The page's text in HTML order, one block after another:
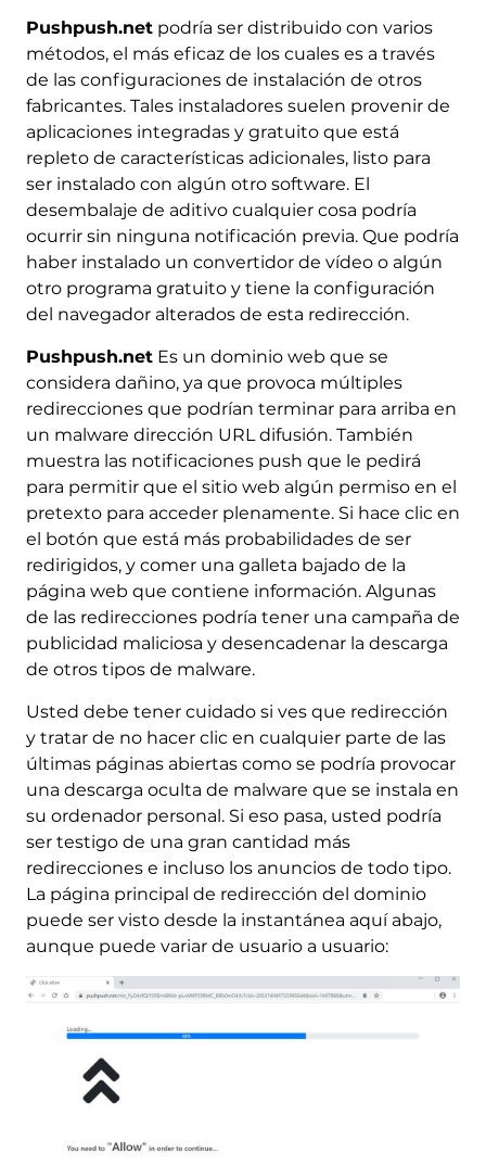
Pushpush.netpodría ser distribuido con varios
métodos, el más eficaz de los cuales es a través
de las configuraciones de instalación de otros
fabricantes. Tales instaladores suelen provenir de
aplicaciones integradas y gratuito que está
repleto de características adicionales, listo para
ser instalado con algún otro software. El
desembalaje de aditivo cualquier cosa podría
ocurrir sin ninguna notificación previa. Que podría
haber instalado un convertidor de vídeo o algún
otro programa gratuito y tiene la configuración
del navegador alterados de esta redirección.
Pushpush.netEs un dominio web que se
considera dañino, ya que provoca múltiples
redirecciones que podrían terminar para arriba en
un malware dirección URL difusión. También
muestra las notificaciones push que le pedirá
para permitir que el sitio web algún permiso en el
pretexto para acceder plenamente. Si hace clic en
el botón que está más probabilidades de ser
redirigidos, y comer una galleta bajado de la
página web que contiene información. Algunas
de las redirecciones podría tener una campaña de
publicidad maliciosa y desencadenar la descarga
de otros tipos de malware.
Usted debe tener cuidado si ves que redirección
y tratar de no hacer clic en cualquier parte de las
últimas páginas abiertas como se podría provocar
una descarga oculta de malware que se instala en
su ordenador personal. Si eso pasa, usted podría
ser testigo de una gran cantidad más
redirecciones e incluso los anuncios de todo tipo.
La página principal de redirección del dominio
puede ser visto desde la instantánea aquí abajo,
aunque puede variar de usuario a usuario: